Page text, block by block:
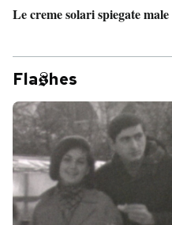
Le creme solari spiegate male
Fla hes